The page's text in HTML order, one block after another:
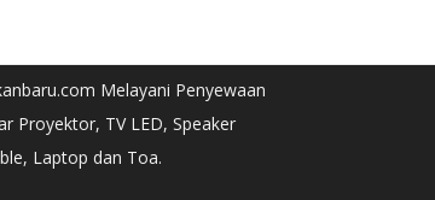
Melayani Penyewaan
Proyektor, TV LED, Speaker
Laptop dan Toa.